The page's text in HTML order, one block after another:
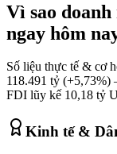
Vì sao doanh
ngay hôm
Số liệu thực tế & cơ
118.491 tỷ
FDI lũy kế 10,18 tỷ
Kinh tế &